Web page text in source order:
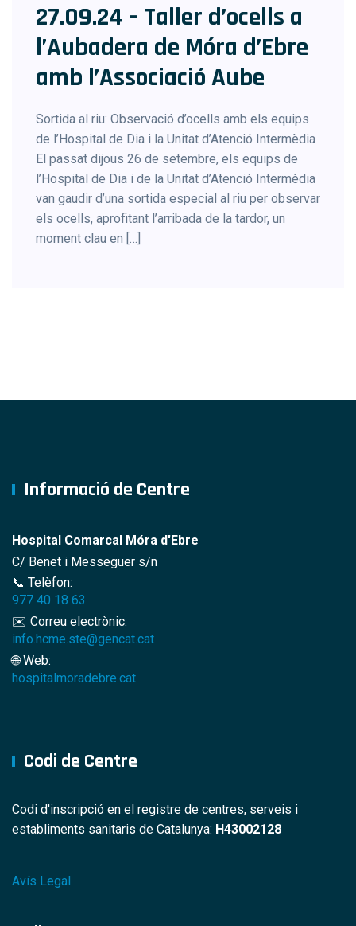
27.09.24 – Taller d’ocells a
l’Aubadera de Móra d’Ebre
amb l’Associació Aube
Sortida al riu: Observació d’ocells amb els equips
de l’Hospital de Dia i la Unitat d’Atenció Intermèdia
El passat dijous 26 de setembre, els equips de
l’Hospital de Dia i de la Unitat d’Atenció Intermèdia
van gaudir d’una sortida especial al riu per observar
els ocells, aprofitant l’arribada de la tardor, un
moment clau en […]
Informació de Centre
Hospital Comarcal Móra d'Ebre
C/ Benet i Messeguer s/n
📞 Telèfon:
977 40 18 63
✉️ Correu electrònic:
info.hcme.ste@gencat.cat
🌐 Web:
hospitalmoradebre.cat
Codi de Centre
Codi d'inscripció en el registre de centres, serveis i
establiments sanitaris de Catalunya: H43002128
Avís Legal